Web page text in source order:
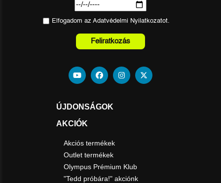
Elfogadom az Adatvédelmi Nyilatkozatot.
Feliratkozás
ÚJDONSÁGOK
AKCIÓK
Akciós termékek
Outlet termékek
Olympus Prémium Klub
"Tedd próbára!" akciónk